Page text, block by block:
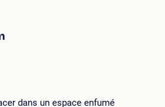
dans un espace enfumé